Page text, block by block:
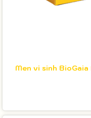
Men vi sinh